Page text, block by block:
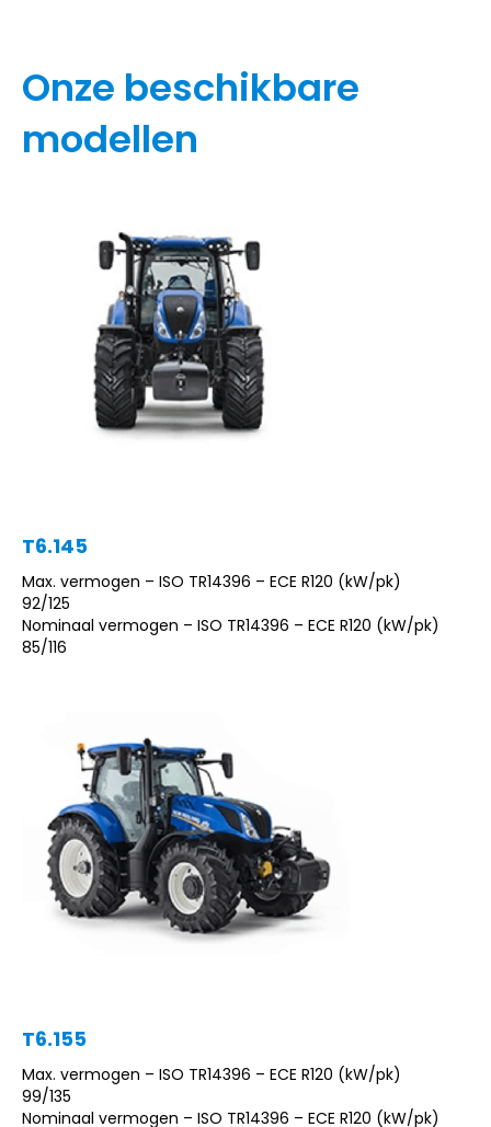
Onze beschikbare
modellen
T6.145
Max. vermogen – ISO TR14396 – ECE R120 (kW/pk)
92/125
Nominaal vermogen – ISO TR14396 – ECE R120 (kW/pk)
85/116
T6.155
Max. vermogen – ISO TR14396 – ECE R120 (kW/pk)
99/135
Nominaal vermogen – ISO TR14396 – ECE R120 (kW/pk)